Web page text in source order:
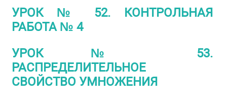
УРОК № 52. КОНТРОЛЬНАЯ
РАБОТА № 4
УРОК № 53.
РАСПРЕДЕЛИТЕЛЬНОЕ
СВОЙСТВО УМНОЖЕНИЯ